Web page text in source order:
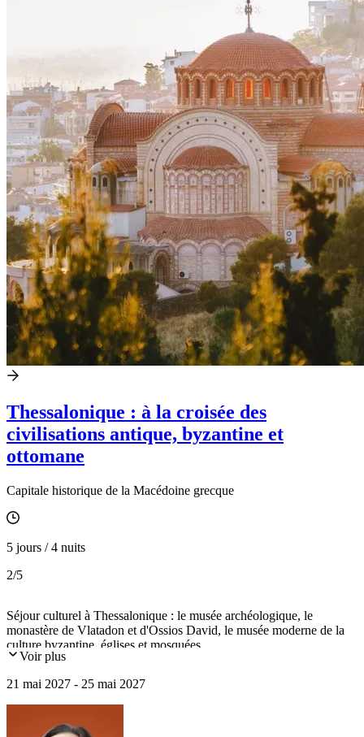
Thessalonique : à la croisée des
civilisations antique, byzantine et
ottomane
Capitale historique de la Macédoine grecque
5 jours / 4 nuits
2/5
Séjour culturel à Thessalonique : le musée archéologique, le
monastère de Vlatadon et d'Ossios David, le musée moderne de la
culture byzantine, églises et mosquées...
Voir plus
21 mai 2027 - 25 mai 2027